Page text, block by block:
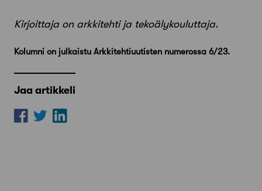
Kirjoittaja on arkkitehti ja tekoälykouluttaja.
Kolumni on julkaistu Arkkitehtiuutisten numerossa 6/23.
Jaa artikkeli